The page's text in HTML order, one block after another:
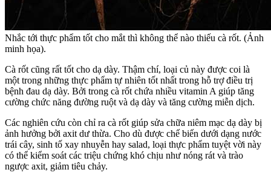
Nhắc tới thực phẩm tốt cho mắt thì không thể nào thiếu cà rốt. (Ảnh
minh họa).
Cà rốt cũng rất tốt cho dạ dày. Thậm chí, loại củ này được coi là
một trong những thực phẩm tự nhiên tốt nhất trong hỗ trợ điều trị
bệnh đau dạ dày. Bởi trong cà rốt chứa nhiều vitamin A giúp tăng
cường chức năng đường ruột và dạ dày và tăng cường miễn dịch.
Các nghiên cứu còn chỉ ra cà rốt giúp sửa chữa niêm mạc dạ dày bị
ảnh hưởng bởi axit dư thừa. Cho dù được chế biến dưới dạng nước
trái cây, sinh tố xay nhuyễn hay salad, loại thực phẩm tuyệt vời này
có thể kiểm soát các triệu chứng khó chịu như nóng rát và trào
ngược axit, giảm tiêu chảy.